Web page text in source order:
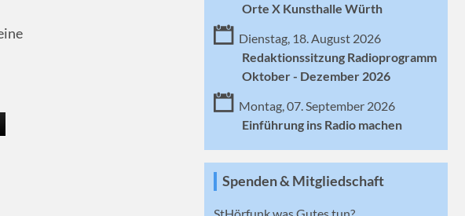
Orte X Kunsthalle Würth
Dienstag, 18. August 2026
Redaktionssitzung Radioprogramm
Oktober - Dezember 2026
Montag, 07. September 2026
Einführung ins Radio machen
Spenden & Mitgliedschaft